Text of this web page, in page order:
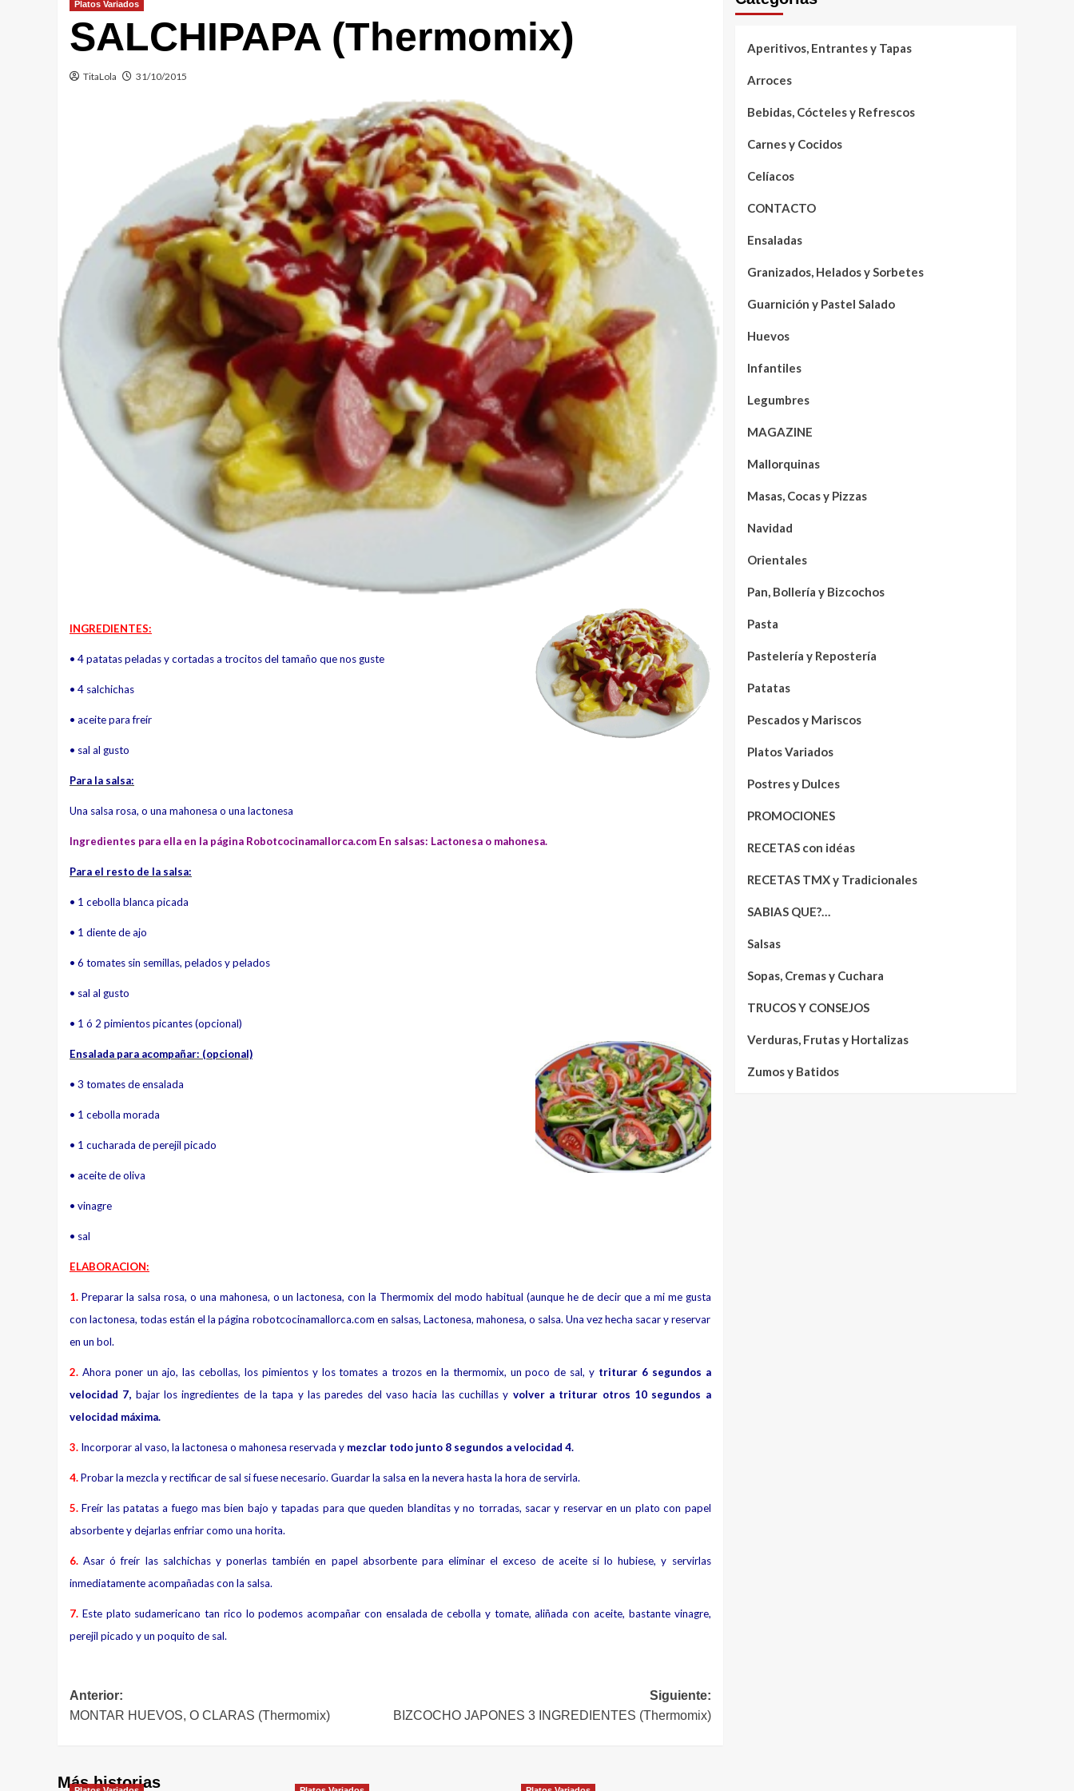
Platos Variados
SALCHIPAPA (Thermomix)
TitaLola 31/10/2015
INGREDIENTES:
• 4 patatas peladas y cortadas a trocitos del tamaño que nos guste
• 4 salchichas
• aceite para freír
• sal al gusto
Para la salsa:
Una salsa rosa, o una mahonesa o una lactonesa
Ingredientes para ella en la página Robotcocinamallorca.com En salsas: Lactonesa o mahonesa.
Para el resto de la salsa:
• 1 cebolla blanca picada
• 1 diente de ajo
• 6 tomates sin semillas, pelados y pelados
• sal al gusto
• 1 ó 2 pimientos picantes (opcional)
Ensalada para acompañar: (opcional)
• 3 tomates de ensalada
• 1 cebolla morada
• 1 cucharada de perejil picado
• aceite de oliva
• vinagre
• sal
ELABORACION:
1. Preparar la salsa rosa, o una mahonesa, o un lactonesa, con la Thermomix del modo habitual (aunque he de decir que a mi me gusta
con lactonesa, todas están el la página robotcocinamallorca.com en salsas, Lactonesa, mahonesa, o salsa. Una vez hecha sacar y reservar
en un bol.
2. Ahora poner un ajo, las cebollas, los pimientos y los tomates a trozos en la thermomix, un poco de sal, y triturar 6 segundos a
velocidad 7, bajar los ingredientes de la tapa y las paredes del vaso hacia las cuchillas y volver a triturar otros 10 segundos a
velocidad máxima.
3. Incorporar al vaso, la lactonesa o mahonesa reservada y mezclar todo junto 8 segundos a velocidad 4.
4.Probar la mezcla y rectificar de sal si fuese necesario. Guardar la salsa en la nevera hasta la hora de servirla.
5. Freír las patatas a fuego mas bien bajo y tapadas para que queden blanditas y no torradas, sacar y reservar en un plato con papel
absorbente y dejarlas enfriar como una horita.
6. Asar ó freír las salchichas y ponerlas también en papel absorbente para eliminar el exceso de aceite si lo hubiese, y servirlas
inmediatamente acompañadas con la salsa.
7. Este plato sudamericano tan rico lo podemos acompañar con ensalada de cebolla y tomate, aliñada con aceite, bastante vinagre,
perejil picado y un poquito de sal.
Navegación
de
Anterior:
MONTAR HUEVOS, O CLARAS (Thermomix)
Siguiente:
BIZCOCHO JAPONES 3 INGREDIENTES (Thermomix)
Más historias
Aperitivos, Entrantes y Tapas
Arroces
Bebidas, Cócteles y Refrescos
Carnes y Cocidos
Celíacos
CONTACTO
Ensaladas
Granizados, Helados y Sorbetes
Guarnición y Pastel Salado
Huevos
Infantiles
Legumbres
MAGAZINE
Mallorquinas
Masas, Cocas y Pizzas
Navidad
Orientales
Pan, Bollería y Bizcochos
Pasta
Pastelería y Repostería
Patatas
Pescados y Mariscos
Platos Variados
Postres y Dulces
PROMOCIONES
RECETAS con idéas
RECETAS TMX y Tradicionales
SABIAS QUE?…
Salsas
Sopas, Cremas y Cuchara
TRUCOS Y CONSEJOS
Verduras, Frutas y Hortalizas
Zumos y Batidos